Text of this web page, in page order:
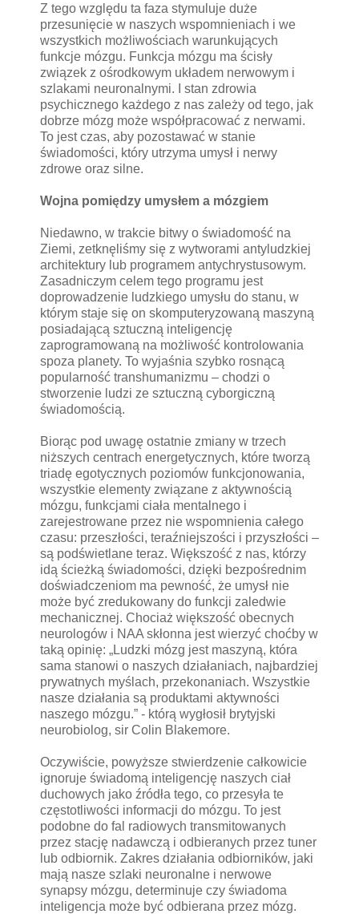
Z tego względu ta faza stymuluje duże
przesunięcie w naszych wspomnieniach i we
wszystkich możliwościach warunkujących
funkcje mózgu. Funkcja mózgu ma ścisły
związek z ośrodkowym układem nerwowym i
szlakami neuronalnymi. I stan zdrowia
psychicznego każdego z nas zależy od tego, jak
dobrze mózg może współpracować z nerwami.
To jest czas, aby pozostawać w stanie
świadomości, który utrzyma umysł i nerwy
zdrowe oraz silne.
Wojna pomiędzy umysłem a mózgiem
Niedawno, w trakcie bitwy o świadomość na
Ziemi, zetknęliśmy się z wytworami antyludzkiej
architektury lub programem antychrystusowym.
Zasadniczym celem tego programu jest
doprowadzenie ludzkiego umysłu do stanu, w
którym staje się on skomputeryzowaną maszyną
posiadającą sztuczną inteligencję
zaprogramowaną na możliwość kontrolowania
spoza planety. To wyjaśnia szybko rosnącą
popularność transhumanizmu – chodzi o
stworzenie ludzi ze sztuczną cyborgiczną
świadomością.
Biorąc pod uwagę ostatnie zmiany w trzech
niższych centrach energetycznych, które tworzą
triadę egotycznych poziomów funkcjonowania,
wszystkie elementy związane z aktywnością
mózgu, funkcjami ciała mentalnego i
zarejestrowane przez nie wspomnienia całego
czasu: przeszłości, teraźniejszości i przyszłości –
są podświetlane teraz. Większość z nas, którzy
idą ścieżką świadomości, dzięki bezpośrednim
doświadczeniom ma pewność, że umysł nie
może być zredukowany do funkcji zaledwie
mechanicznej. Chociaż większość obecnych
neurologów i NAA skłonna jest wierzyć choćby w
taką opinię: „Ludzki mózg jest maszyną, która
sama stanowi o naszych działaniach, najbardziej
prywatnych myślach, przekonaniach. Wszystkie
nasze działania są produktami aktywności
naszego mózgu.” - którą wygłosił brytyjski
neurobiolog, sir Colin Blakemore.
Oczywiście, powyższe stwierdzenie całkowicie
ignoruje świadomą inteligencję naszych ciał
duchowych jako źródła tego, co przesyła te
częstotliwości informacji do mózgu. To jest
podobne do fal radiowych transmitowanych
przez stację nadawczą i odbieranych przez tuner
lub odbiornik. Zakres działania odbiorników, jaki
mają nasze szlaki neuronalne i nerwowe
synapsy mózgu, determinuje czy świadoma
inteligencja może być odbierana przez mózg.